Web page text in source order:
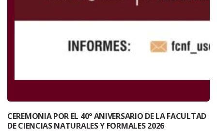
CEREMONIA POR EL 40° ANIVERSARIO DE LA FACULTAD
DE CIENCIAS NATURALES Y FORMALES 2026